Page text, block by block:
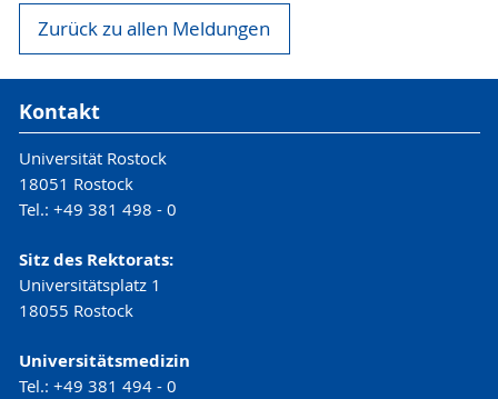
Zurück zu allen Meldungen
Kontakt
Universität Rostock
18051 Rostock
Tel.: +49 381 498 - 0
Sitz des Rektorats:
Universitätsplatz 1
18055 Rostock
Universitätsmedizin
Tel.: +49 381 494 - 0